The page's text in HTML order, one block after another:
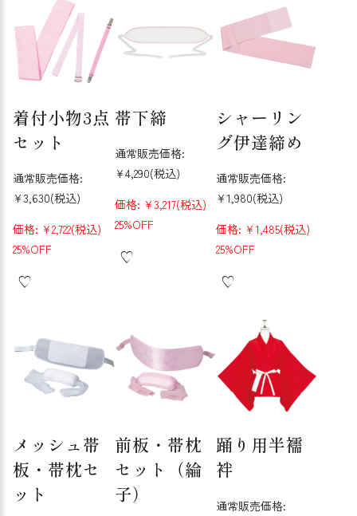
着付小物3点
セット
通常販売価格:
¥3,630(税込)
価格: ¥2,722(税込)
25%OFF
帯下締
通常販売価格:
¥4,290(税込)
価格: ¥3,217(税込)
25%OFF
シャーリン
グ伊達締め
通常販売価格:
¥1,980(税込)
価格: ¥1,485(税込)
25%OFF
メッシュ帯
板・帯枕セ
ット
前板・帯枕
セット（綸
子）
踊り用半襦
袢
通常販売価格: